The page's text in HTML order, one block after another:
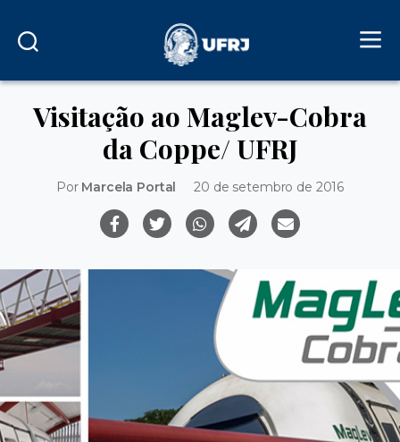
Visitação ao Maglev-Cobra
da Coppe/ UFRJ
Por Marcela Portal 20 de setembro de 2016